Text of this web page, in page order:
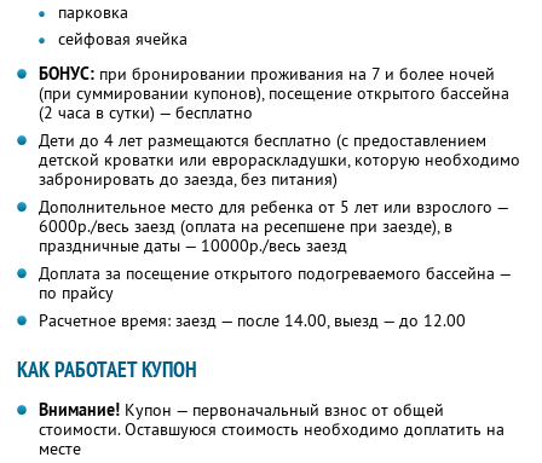
парковка
сейфовая ячейка
БОНУС: при бронировании проживания на 7 и более ночей
(при суммировании купонов), посещение открытого бассейна
(2 часа в сутки) — бесплатно
Дети до 4 лет размещаются бесплатно (с предоставлением
детской кроватки или еврораскладушки, которую необходимо
забронировать до заезда, без питания)
Дополнительное место для ребенка от 5 лет или взрослого —
6000р./весь заезд (оплата на ресепшене при заезде), в
праздничные даты — 10000р./весь заезд
Доплата за посещение открытого подогреваемого бассейна —
по прайсу
Расчетное время: заезд — после 14.00, выезд — до 12.00
КАК РАБОТАЕТ КУПОН
Внимание! Купон — первоначальный взнос от общей
стоимости. Оставшуюся стоимость необходимо доплатить на
месте